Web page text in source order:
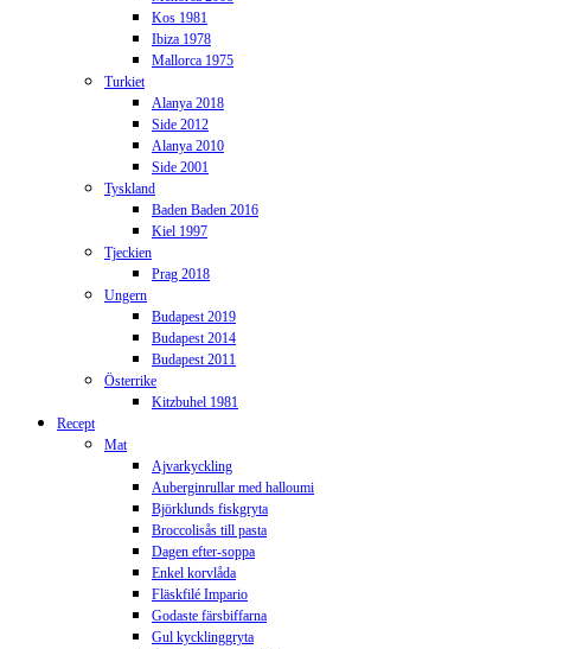
Kos 1981
Ibiza 1978
Mallorca 1975
Turkiet
Alanya 2018
Side 2012
Alanya 2010
Side 2001
Tyskland
Baden Baden 2016
Kiel 1997
Tjeckien
Prag 2018
Ungern
Budapest 2019
Budapest 2014
Budapest 2011
Österrike
Kitzbuhel 1981
Recept
Mat
Ajvarkyckling
Auberginrullar med halloumi
Björklunds fiskgryta
Broccolisås till pasta
Dagen efter-soppa
Enkel korvlåda
Fläskfilé Impario
Godaste färsbiffarna
Gul kycklinggryta